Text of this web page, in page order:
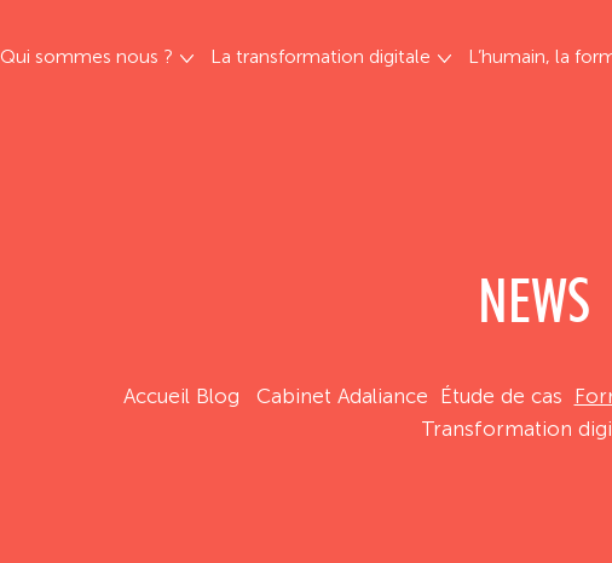
Qui sommes nous ? La transformation digitale L’humain, la
NEWS
Accueil Blog Cabinet Adaliance Étude de cas
Transformation